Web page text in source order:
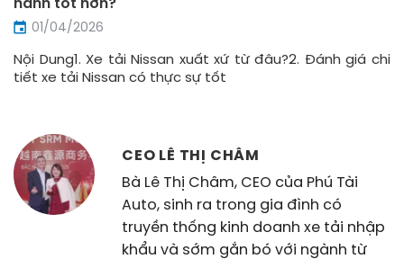
hành tốt hơn?
01/04/2026
Nội Dung1. Xe tải Nissan xuất xứ từ đâu?2. Đánh giá chi
tiết xe tải Nissan có thực sự tốt
CEO LÊ THỊ CHÂM
Bà Lê Thị Châm, CEO của Phú Tài
Auto, sinh ra trong gia đình có
truyền thống kinh doanh xe tải nhập
khẩu và sớm gắn bó với ngành từ